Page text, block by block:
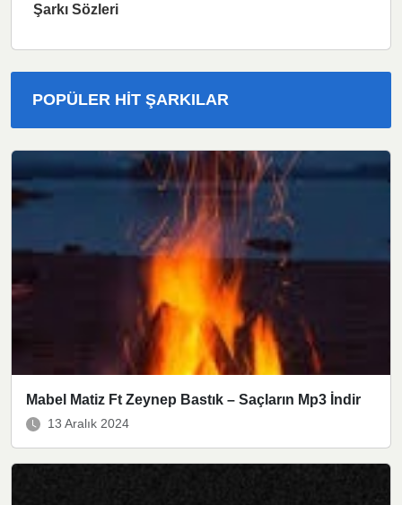
Şarkı Sözleri
POPÜLER HIT ŞARKILAR
Mabel Matiz Ft Zeynep Bastık – Saçların Mp3 İndir
13 Aralık 2024